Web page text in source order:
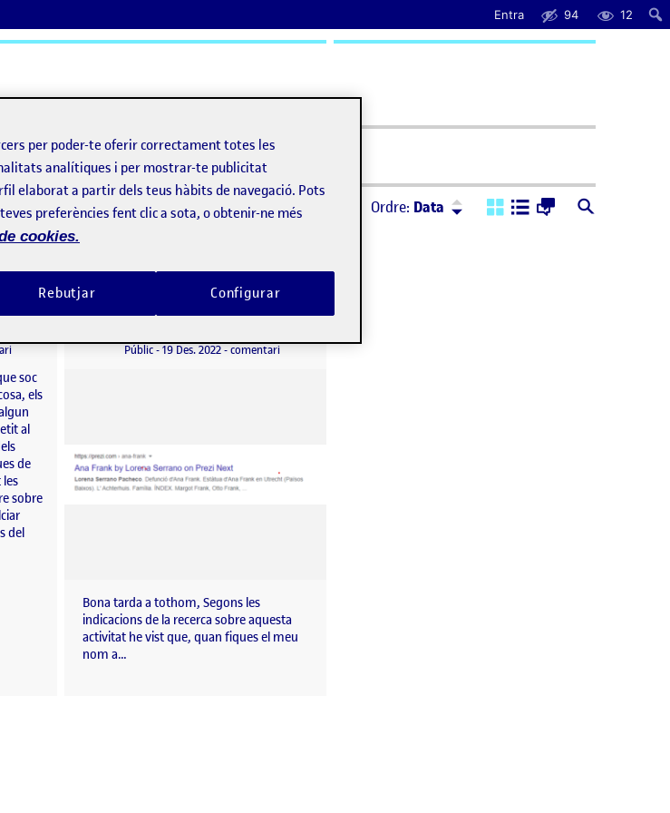
Entra 94 12
Ajuda
Ordre: Data Ordre: Descendent
2022 7:50 pm
el Presència a la xarxa
soc
els
al
de
sobre
del
PAC3: Presència a la xarxa
Visibilitat:
Públic-Data de publicació
19 Des. 2022-comentariel PAC3: Presència a la xarxa
Bona tarda a tothom, Segons les
indicacions de la recerca sobre aquesta
activitat he vist que, quan fiques el meu
nom a…
per poder-te oferir correctament totes les
analítiques i per mostrar-te publicitat
elaborat a partir dels teus hàbits de navegació. Pots
preferències fent clic a sota, o obtenir-ne més
cookies.
Rebutjar Configurar